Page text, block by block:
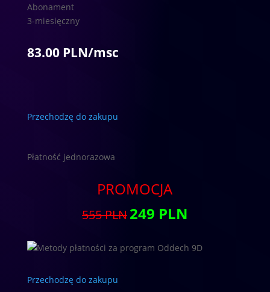
Abonament
3-miesięczny
83.00 PLN/msc
Przechodzę do zakupu
Płatność jednorazowa
PROMOCJA
555 PLN249 PLN
Przechodzę do zakupu